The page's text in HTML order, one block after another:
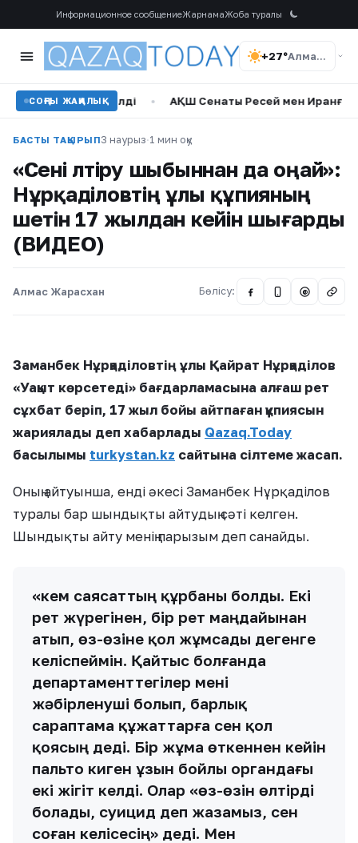
Информационное сообщениеЖарнамаЖоба туралы
+27° Алматы
СОҢҒЫ ЖАҢАЛЫҚ
әкелді • АҚШ Сенаты Ресей мен Иранға қарсы жаңа
БАСТЫ ТАҚЫРЫП3 наурыз·1 мин оқу
«Сені өлтіру шыбыннан да оңай»:
Нұрқаділовтің ұлы құпияның
шетін 17 жылдан кейін шығарды
(ВИДЕО)
Алмас Жарасхан Бөлісу: @
Заманбек Нұрқаділовтің ұлы Қайрат Нұрқаділов
«Уақыт көрсетеді» бағдарламасына алғаш рет
сұхбат беріп, 17 жыл бойы айтпаған құпиясын
жариялады деп хабарлады Qazaq.Today
басылымы turkystan.kz сайтына сілтеме жасап.
Оның айтуынша, енді әкесі Заманбек Нұрқаділов
туралы бар шындықты айтудың сәті келген.
Шындықты айту менің парызым деп санайды.
«Әкем саясаттың құрбаны болды. Екі
рет жүрегінен, бір рет маңдайынан
атып, өз-өзіне қол жұмсады дегенге
келіспеймін. Қайтыс болғанда
департаменттегілер мені
жәбірленуші болып, барлық
сараптама құжаттарға сен қол
қоясың деді. Бір жұма өткеннен кейін
пальто киген ұзын бойлы органдағы
екі жігіт келді. Олар «өз-өзін өлтірді
болады, суицид деп жазамыз, сен
соған келісесің» деді. Мен